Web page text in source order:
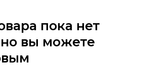
пока нет
вы можете